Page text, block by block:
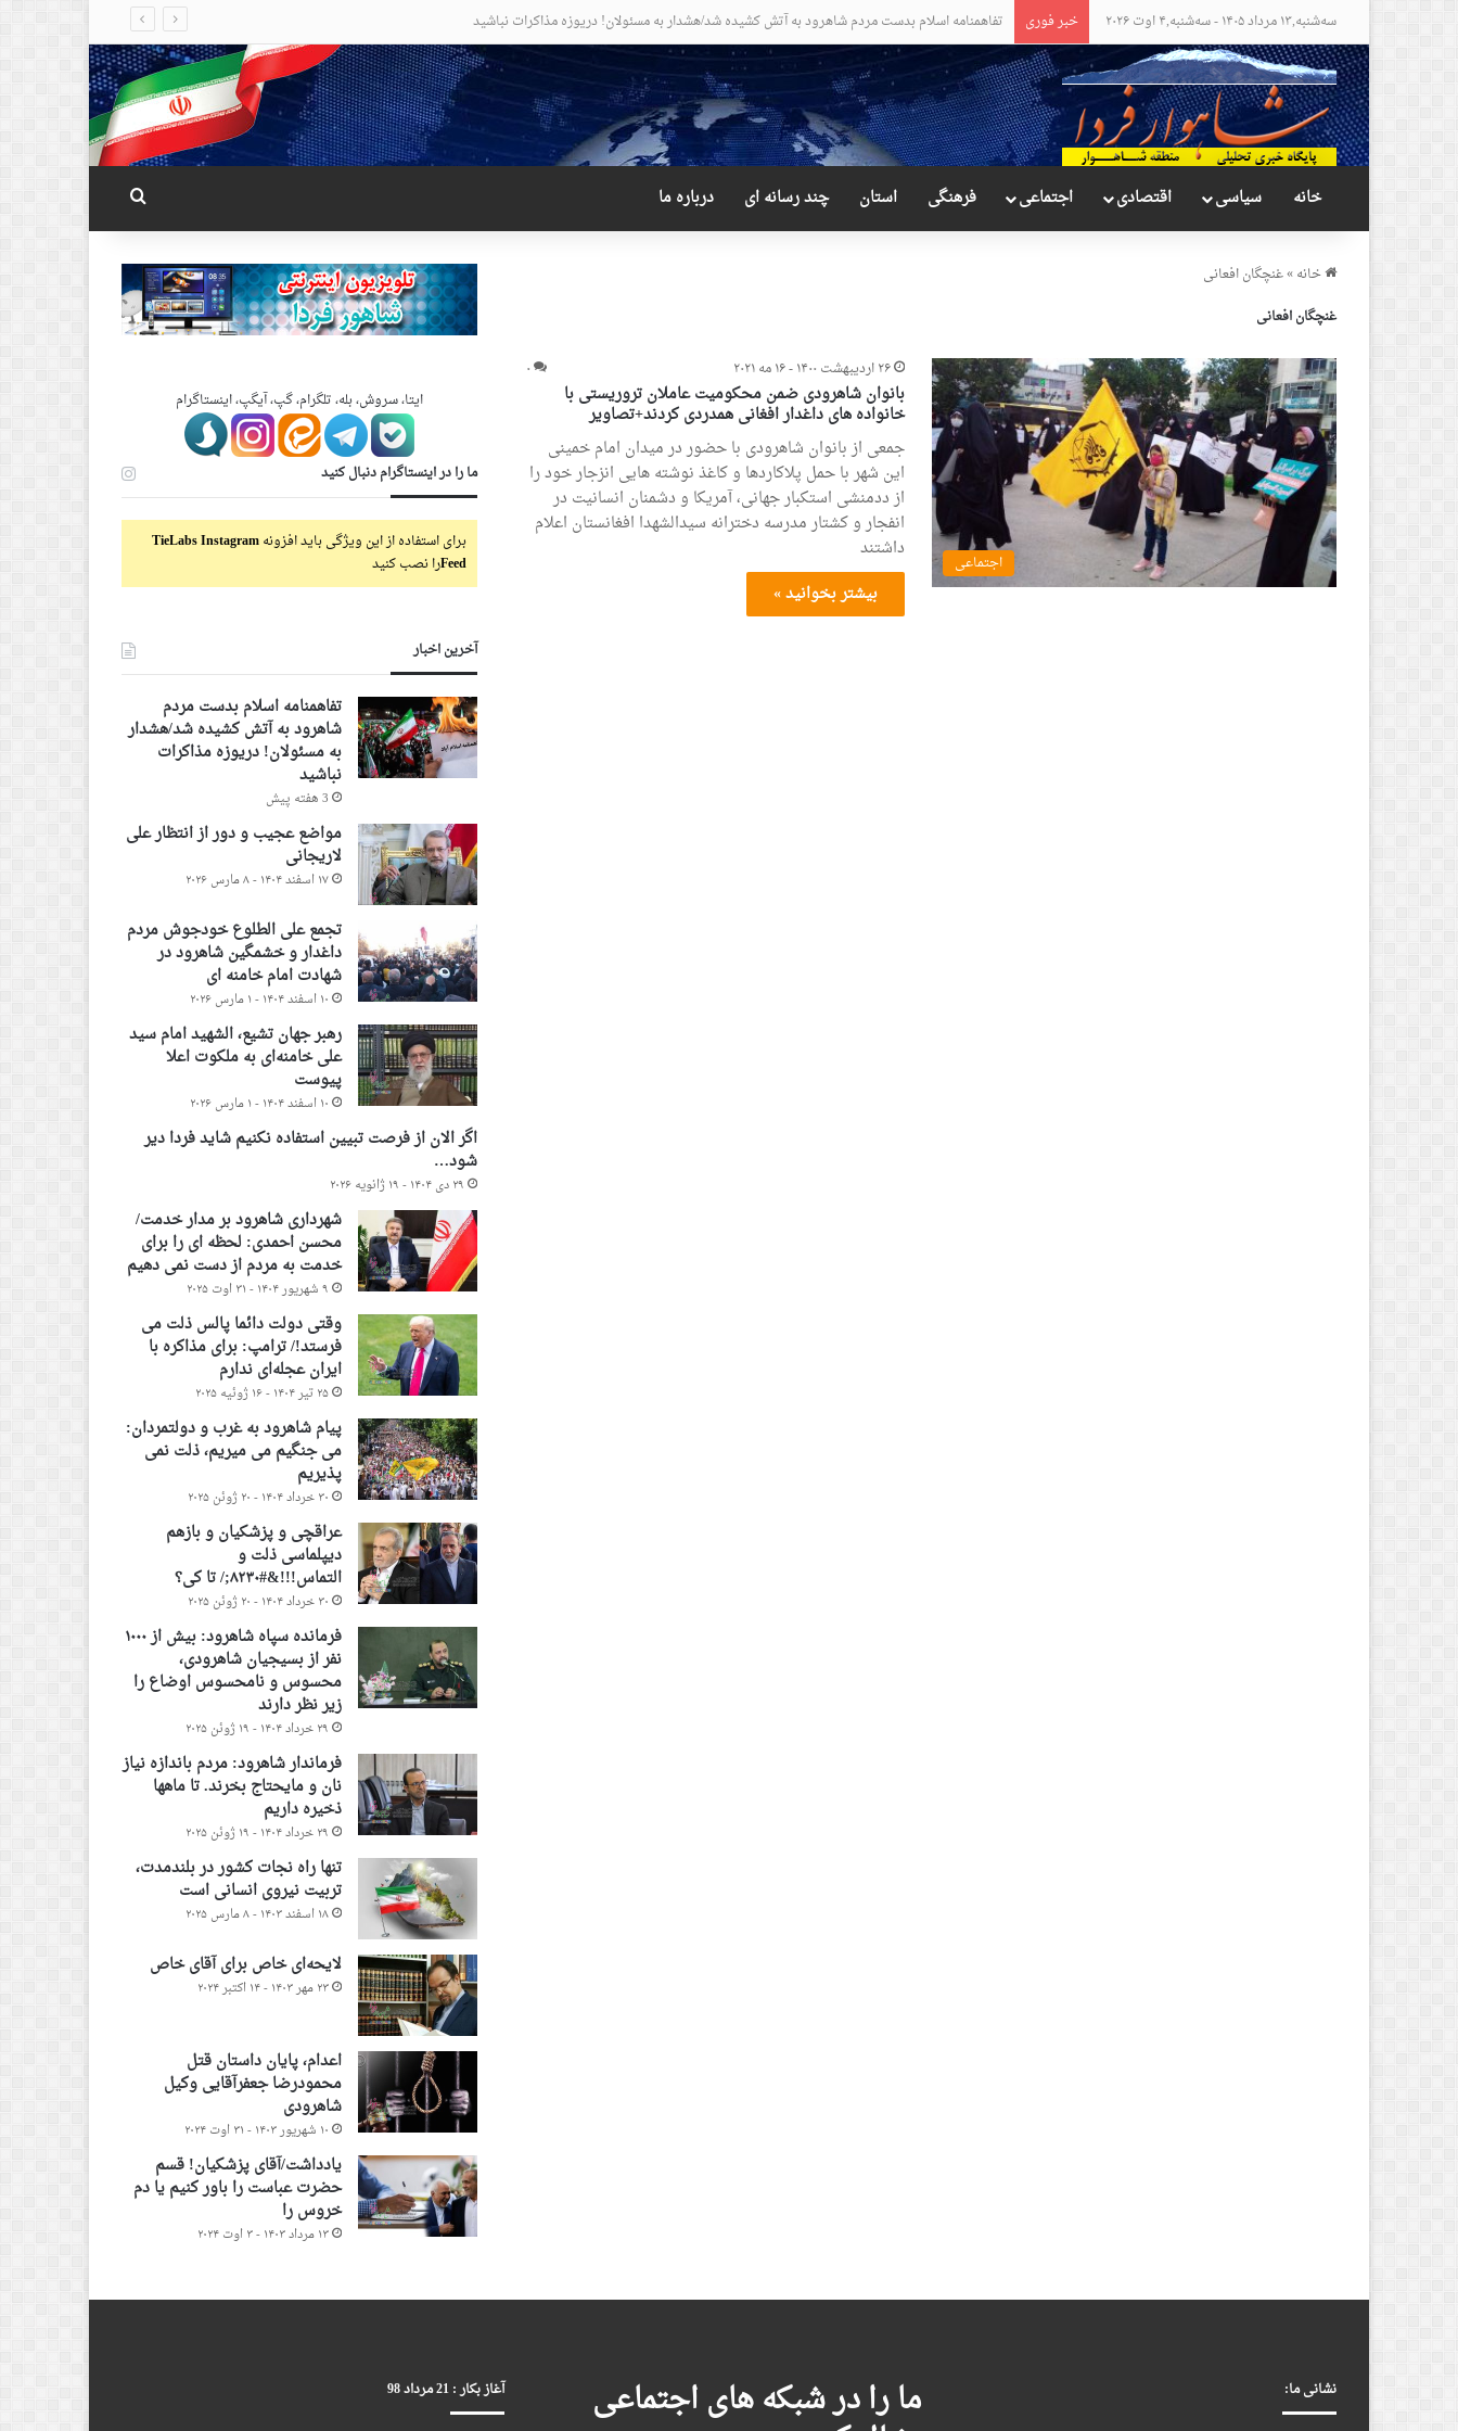
سه‌شنبه,۱۳ مرداد ۱۴۰۵ - سه‌شنبه,۴ اوت ۲۰۲۶ خبر فوری مواضع عجیب و دور از انتظار علی لاریجانی
خانه سیاسی اقتصادی اجتماعی فرهنگی استان چند رسانه ای درباره ما
خانه»غنچگان افعانی
غنچگان افعانی
اجتماعی
۲۶ اردیبهشت ۱۴۰۰ - ۱۶ مه ۲۰۲۱ ۰
بانوان شاهرودی ضمن محکومیت عاملان تروریستی با
خانواده های داغدار افغانی همدردی کردند+تصاویر
جمعی از بانوان شاهرودی با حضور در میدان امام خمینی
این شهر با حمل پلاکاردها و کاغذ نوشته هایی انزجار خود را
از ددمنشی استکبار جهانی، آمریکا و دشمنان انسانیت در
انفجار و کشتار مدرسه دخترانه سیدالشهدا افغانستان اعلام
داشتند
بیشتر بخوانید »
ایتا، سروش، بله، تلگرام، گپ، آیگپ، اینستاگرام
ما را در اینستاگرام دنبال کنید
برای استفاده از این ویژگی باید افزونهTieLabs Instagram
Feedرا نصب کنید
آخرین اخبار
تفاهمنامه اسلام بدست مردم
شاهرود به آتش کشیده شد/هشدار
به مسئولان! دریوزه مذاکرات
نباشید
3 هفته پیش
مواضع عجیب و دور از انتظار علی
لاریجانی
۱۷ اسفند ۱۴۰۴ - ۸ مارس ۲۰۲۶
تجمع علی الطلوع خودجوش مردم
داغدار و خشمگین شاهرود در
شهادت امام خامنه ای
۱۰ اسفند ۱۴۰۴ - ۱ مارس ۲۰۲۶
رهبر جهان تشیع، الشهید امام سید
علی خامنه‌ای به ملکوت اعلا
پیوست
۱۰ اسفند ۱۴۰۴ - ۱ مارس ۲۰۲۶
اگر الان از فرصت تبیین استفاده نکنیم شاید فردا دیر
شود…
۲۹ دی ۱۴۰۴ - ۱۹ ژانویه ۲۰۲۶
شهرداری شاهرود بر مدار خدمت/
محسن احمدی: لحظه ای را برای
خدمت به مردم از دست نمی دهیم
۹ شهریور ۱۴۰۴ - ۳۱ اوت ۲۰۲۵
وقتی دولت دائما پالس ذلت می
فرستد!/ ترامپ: برای مذاکره با
ایران عجله‌ای ندارم
۲۵ تیر ۱۴۰۴ - ۱۶ ژوئیه ۲۰۲۵
پیام شاهرود به غرب و دولتمردان:
می جنگیم می میریم، ذلت نمی
پذیریم
۳۰ خرداد ۱۴۰۴ - ۲۰ ژوئن ۲۰۲۵
عراقچی و پزشکیان و بازهم
دیپلماسی ذلت و
التماس!!!&#۸۲۳۰;/ تا کی؟
۳۰ خرداد ۱۴۰۴ - ۲۰ ژوئن ۲۰۲۵
فرمانده سپاه شاهرود: بیش از ۱۰۰۰
نفر از بسیجیان شاهرودی،
محسوس و نامحسوس اوضاع را
زیر نظر دارند
۲۹ خرداد ۱۴۰۴ - ۱۹ ژوئن ۲۰۲۵
فرماندار شاهرود: مردم باندازه نیاز
نان و مایحتاج بخرند. تا ماهها
ذخیره داریم
۲۹ خرداد ۱۴۰۴ - ۱۹ ژوئن ۲۰۲۵
تنها راه نجات کشور در بلندمدت،
تربیت نیروی انسانی است
۱۸ اسفند ۱۴۰۳ - ۸ مارس ۲۰۲۵
لایحه‌ای خاص برای آقای خاص
۲۳ مهر ۱۴۰۳ - ۱۴ اکتبر ۲۰۲۴
اعدام، پایان داستان قتل
محمودرضا جعفرآقایی وکیل
شاهرودی
۱۰ شهریور ۱۴۰۳ - ۳۱ اوت ۲۰۲۴
یادداشت/آقای پزشکیان! قسم
حضرت عباست را باور کنیم یا دم
خروس را
۱۳ مرداد ۱۴۰۳ - ۳ اوت ۲۰۲۴
نشانی ما: ما را در شبکه های اجتماعی آغاز بکار : 21 مرداد 98